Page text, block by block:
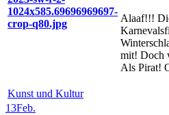
Alaaf!!!
mit! Doch
Als Pirat!
Kunst und Kultur
13Feb.